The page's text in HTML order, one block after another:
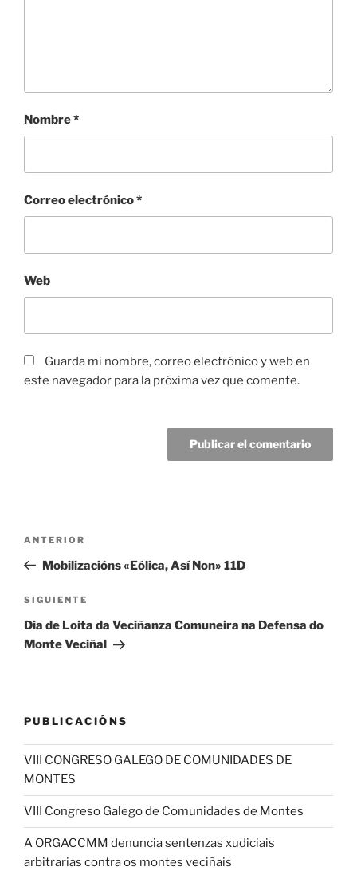
Nombre*
Correo electrónico*
Web
Guarda mi nombre, correo electrónico y web en
este navegador para la próxima vez que comente.
entradas
Entrada
anterior:
ANTERIOR
Mobilizacións «Eólica, Así Non» 11D
Siguiente
entrada
SIGUIENTE
Dia de Loita da Veciñanza Comuneira na Defensa do
Monte Veciñal
PUBLICACIÓNS
VIII CONGRESO GALEGO DE COMUNIDADES DE
MONTES
VIII Congreso Galego de Comunidades de Montes
A ORGACCMM denuncia sentenzas xudiciais
arbitrarias contra os montes veciñais